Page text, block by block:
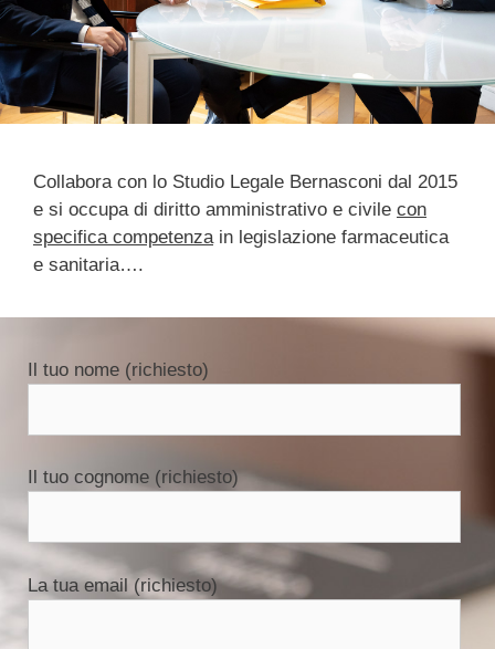
Collabora con lo Studio Legale Bernasconi dal 2015
e si occupa di diritto amministrativo e civile con
specifica competenzain legislazione farmaceutica
e sanitaria….
Il tuo nome (richiesto)
Il tuo cognome (richiesto)
La tua email (richiesto)